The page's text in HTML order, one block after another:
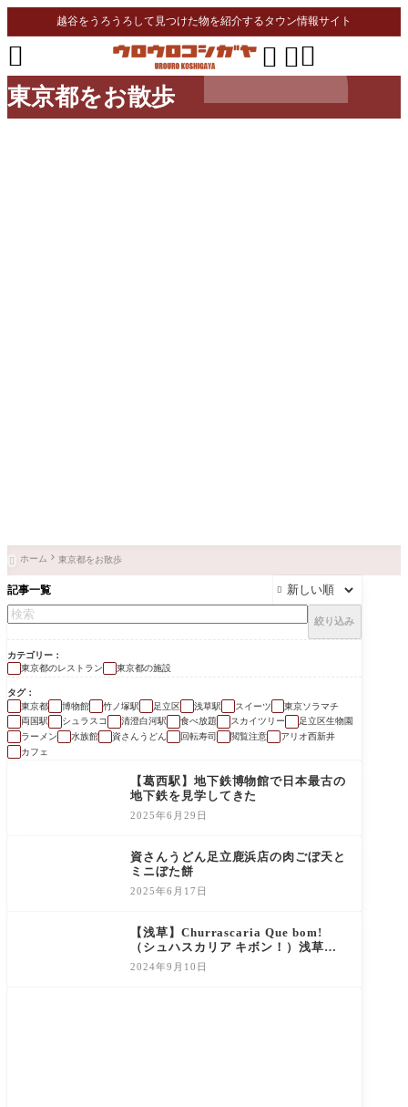
東京都をお散歩
越谷をうろうろして見つけた物を紹介するタウン情報サイト
 

 ホーム 東京都をお散歩
記事一覧 
絞り込み
カテゴリー
東京都のレストラン
東京都の施設
タグ
東京都
博物館 竹ノ塚駅 足立区 浅草駅 スイーツ
東京ソラマチ
両国駅
シュラスコ 清澄白河駅 食べ放題 スカイツリー
足立区生物園
ラーメン
水族館 資さんうどん 回転寿司 閲覧注意
アリオ西新井
カフェ
【葛西駅】地下鉄博物館で日本最古の
地下鉄を見学してきた
2025年6月29日
資さんうどん足立鹿浜店の肉ごぼ天と
ミニぼた餅
2025年6月17日
【浅草】Churrascaria Que bom!
（シュハスカリア キボン！）浅草店
のシュラスコ食べ放題
2024年9月10日